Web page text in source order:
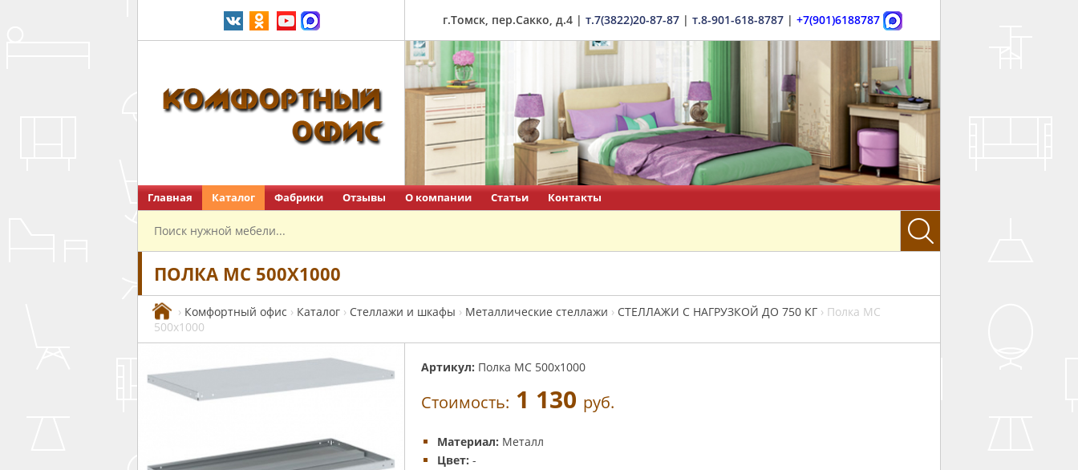
г.Томск, пер.Сакко, д.4 | т.7(3822)20-87-87 | т.8-901-618-8787 | +7(901)6188787
Главная Каталог Фабрики Отзывы О компании Статьи Контакты
ПОЛКА МС 500X1000
› Комфортный офис › Каталог › Стеллажи и шкафы › Металлические стеллажи › СТЕЛЛАЖИ С НАГРУЗКОЙ ДО 750 КГ › Полка МС
500x1000
Артикул: Полка МС 500x1000
Стоимость: 1 130 руб.
Материал: Металл
Цвет: -